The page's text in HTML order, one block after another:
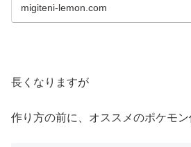
migiteni-lemon.com
長くなりますが
作り方の前に、オススメのポケモ